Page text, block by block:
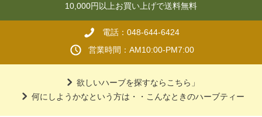
10,000円以上お買い上げで送料無料
電話：048-644-6424
営業時間：AM10:00-PM7:00
欲しいハーブを探すならこちら」
何にしようかなという方は・・こんなときのハーブティー